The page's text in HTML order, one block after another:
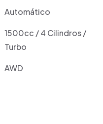
Automático
1500cc / 4 Cilindros /
Turbo
AWD